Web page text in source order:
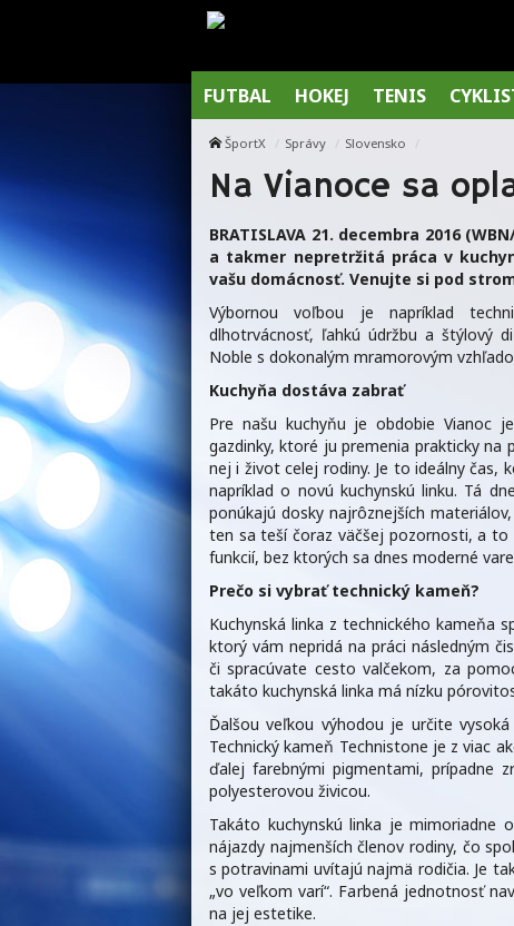
FUTBAL HOKEJ TENIS
ŠportX Správy Slovensko
Na Vianoce sa
BRATISLAVA 21. decembra 2016
a takmer nepretržitá práca v
vašu domácnosť. Venujte si pod
Výbornou voľbou je napríklad
dlhotrvácnosť, ľahkú údržbu a štýlový
Noble s dokonalým mramorovým
Kuchyňa dostáva zabrať
Pre našu kuchyňu je obdobie Vianoc
gazdinky, ktoré ju premenia prakticky na
nej i život celej rodiny. Je to ideálny čas,
napríklad o novú kuchynskú linku. Tá
ponúkajú dosky najrôznejších
ten sa teší čoraz väčšej pozornosti, a to
funkcií, bez ktorých sa dnes moderné
Prečo si vybrať technický kameň?
Kuchynská linka z technického kameňa
ktorý vám nepridá na práci následným
či spracúvate cesto valčekom, za
takáto kuchynská linka má nízku
Ďalšou veľkou výhodou je určite
Technický kameň Technistone je z viac
ďalej farebnými pigmentami, prípadne
polyesterovou živicou.
Takáto kuchynskú linka je mimoriadne
nájazdy najmenších členov rodiny, čo
s potravinami uvítajú najmä rodičia. Je
„vo veľkom varí“. Farbená jednotnosť
na jej estetike.